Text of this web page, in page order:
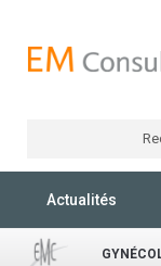
Actualités